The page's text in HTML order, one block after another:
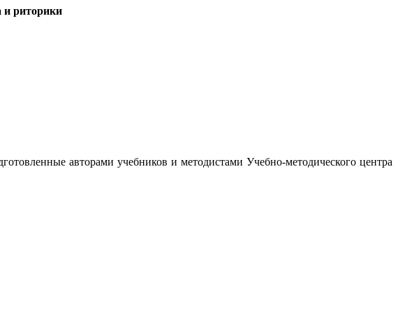
и риторики
авторами учебников и методистами Учебно-методического центра